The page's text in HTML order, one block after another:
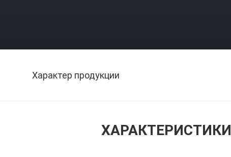
Характер продукции
ХАРАКТЕРИСТИКИ